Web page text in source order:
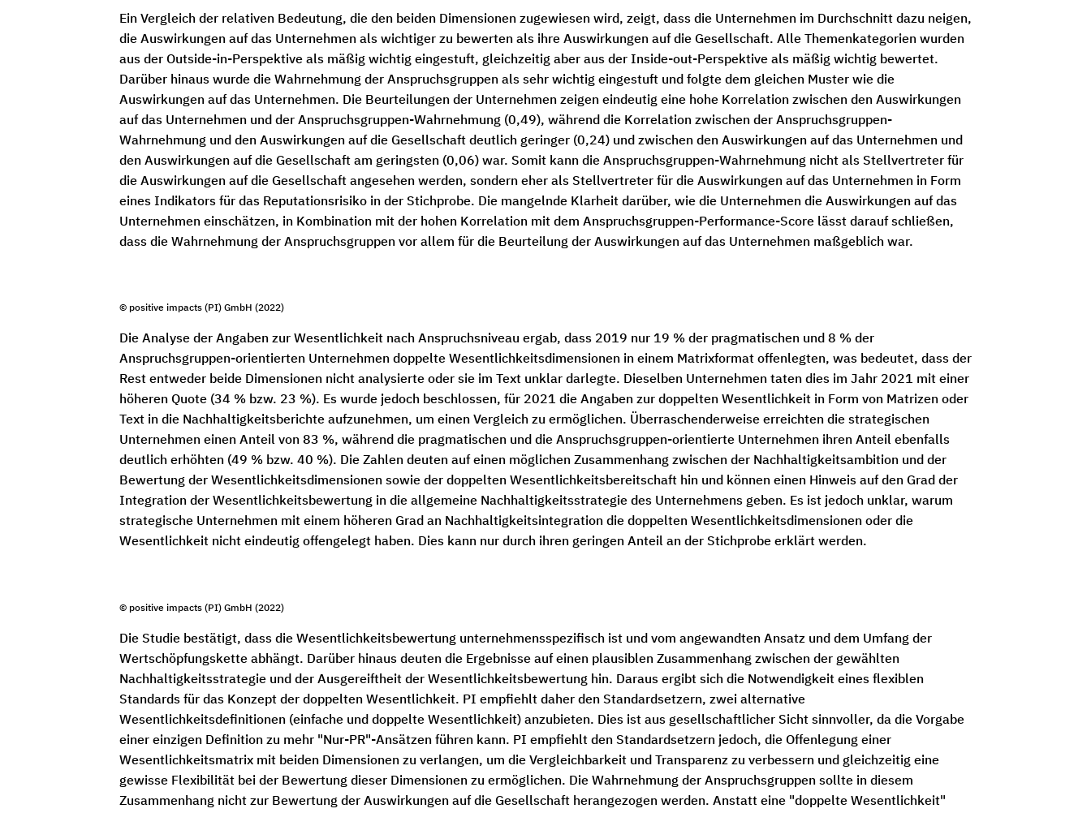
Ein Vergleich der relativen Bedeutung, die den beiden Dimensionen zugewiesen wird, zeigt, dass die Unternehmen im Durchschnitt dazu neigen,
die Auswirkungen auf das Unternehmen als wichtiger zu bewerten als ihre Auswirkungen auf die Gesellschaft. Alle Themenkategorien wurden
aus der Outside-in-Perspektive als mäßig wichtig eingestuft, gleichzeitig aber aus der Inside-out-Perspektive als mäßig wichtig bewertet.
Darüber hinaus wurde die Wahrnehmung der Anspruchsgruppen als sehr wichtig eingestuft und folgte dem gleichen Muster wie die
Auswirkungen auf das Unternehmen. Die Beurteilungen der Unternehmen zeigen eindeutig eine hohe Korrelation zwischen den Auswirkungen
auf das Unternehmen und der Anspruchsgruppen-Wahrnehmung (0,49), während die Korrelation zwischen der Anspruchsgruppen-
Wahrnehmung und den Auswirkungen auf die Gesellschaft deutlich geringer (0,24) und zwischen den Auswirkungen auf das Unternehmen und
den Auswirkungen auf die Gesellschaft am geringsten (0,06) war. Somit kann die Anspruchsgruppen-Wahrnehmung nicht als Stellvertreter für
die Auswirkungen auf die Gesellschaft angesehen werden, sondern eher als Stellvertreter für die Auswirkungen auf das Unternehmen in Form
eines Indikators für das Reputationsrisiko in der Stichprobe. Die mangelnde Klarheit darüber, wie die Unternehmen die Auswirkungen auf das
Unternehmen einschätzen, in Kombination mit der hohen Korrelation mit dem Anspruchsgruppen-Performance-Score lässt darauf schließen,
dass die Wahrnehmung der Anspruchsgruppen vor allem für die Beurteilung der Auswirkungen auf das Unternehmen maßgeblich war.
© positive impacts (PI) GmbH (2022)
Die Analyse der Angaben zur Wesentlichkeit nach Anspruchsniveau ergab, dass 2019 nur 19 % der pragmatischen und 8 % der
Anspruchsgruppen-orientierten Unternehmen doppelte Wesentlichkeitsdimensionen in einem Matrixformat offenlegten, was bedeutet, dass der
Rest entweder beide Dimensionen nicht analysierte oder sie im Text unklar darlegte. Dieselben Unternehmen taten dies im Jahr 2021 mit einer
höheren Quote (34 % bzw. 23 %). Es wurde jedoch beschlossen, für 2021 die Angaben zur doppelten Wesentlichkeit in Form von Matrizen oder
Text in die Nachhaltigkeitsberichte aufzunehmen, um einen Vergleich zu ermöglichen. Überraschenderweise erreichten die strategischen
Unternehmen einen Anteil von 83 %, während die pragmatischen und die Anspruchsgruppen-orientierte Unternehmen ihren Anteil ebenfalls
deutlich erhöhten (49 % bzw. 40 %). Die Zahlen deuten auf einen möglichen Zusammenhang zwischen der Nachhaltigkeitsambition und der
Bewertung der Wesentlichkeitsdimensionen sowie der doppelten Wesentlichkeitsbereitschaft hin und können einen Hinweis auf den Grad der
Integration der Wesentlichkeitsbewertung in die allgemeine Nachhaltigkeitsstrategie des Unternehmens geben. Es ist jedoch unklar, warum
strategische Unternehmen mit einem höheren Grad an Nachhaltigkeitsintegration die doppelten Wesentlichkeitsdimensionen oder die
Wesentlichkeit nicht eindeutig offengelegt haben. Dies kann nur durch ihren geringen Anteil an der Stichprobe erklärt werden.
© positive impacts (PI) GmbH (2022)
Die Studie bestätigt, dass die Wesentlichkeitsbewertung unternehmensspezifisch ist und vom angewandten Ansatz und dem Umfang der
Wertschöpfungskette abhängt. Darüber hinaus deuten die Ergebnisse auf einen plausiblen Zusammenhang zwischen der gewählten
Nachhaltigkeitsstrategie und der Ausgereiftheit der Wesentlichkeitsbewertung hin. Daraus ergibt sich die Notwendigkeit eines flexiblen
Standards für das Konzept der doppelten Wesentlichkeit. PI empfiehlt daher den Standardsetzern, zwei alternative
Wesentlichkeitsdefinitionen (einfache und doppelte Wesentlichkeit) anzubieten. Dies ist aus gesellschaftlicher Sicht sinnvoller, da die Vorgabe
einer einzigen Definition zu mehr "Nur-PR"-Ansätzen führen kann. PI empfiehlt den Standardsetzern jedoch, die Offenlegung einer
Wesentlichkeitsmatrix mit beiden Dimensionen zu verlangen, um die Vergleichbarkeit und Transparenz zu verbessern und gleichzeitig eine
gewisse Flexibilität bei der Bewertung dieser Dimensionen zu ermöglichen. Die Wahrnehmung der Anspruchsgruppen sollte in diesem
Zusammenhang nicht zur Bewertung der Auswirkungen auf die Gesellschaft herangezogen werden. Anstatt eine "doppelte Wesentlichkeit"